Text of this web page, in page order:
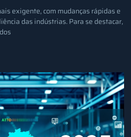
exigente, com mudanças rápidas e
das indústrias. Para se destacar,